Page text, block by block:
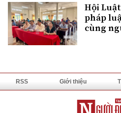
Hội
pháp
cùng
RSS Giới thiệu